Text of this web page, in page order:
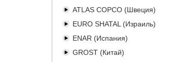
ATLAS COPCO (Швеция)
EURO SHATAL (Израиль)
ENAR (Испания)
GROST (Китай)